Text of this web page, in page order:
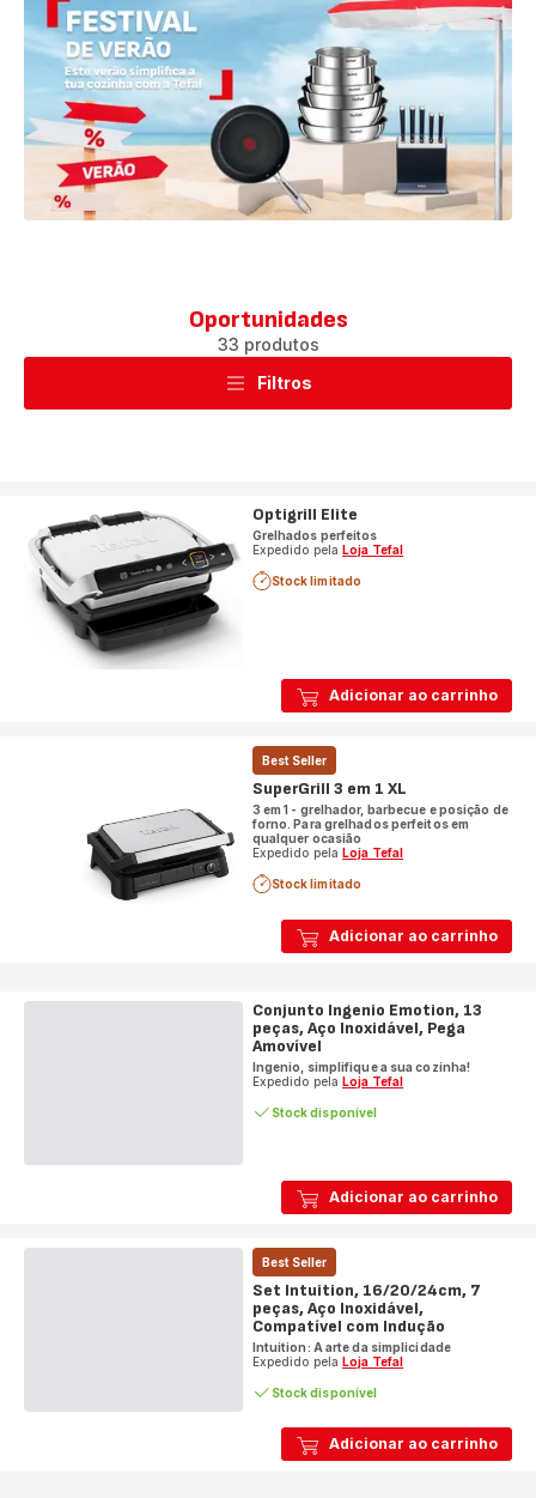
Oportunidades
33 produtos
Filtros
Adicionar ao carrinho
Optigrill Elite
Grelhados perfeitos
Expedido pelaLoja Tefal
Stock limitado
Adicionar ao carrinho
Best Seller
SuperGrill 3 em 1 XL
3 em 1 - grelhador, barbecue e posição de
forno. Para grelhados perfeitos em
qualquer ocasião
Expedido pelaLoja Tefal
Stock limitado
Adicionar ao carrinho
Conjunto Ingenio Emotion, 13
peças, Aço Inoxidável, Pega
Amovível
Ingenio, simplifique a sua cozinha!
Expedido pelaLoja Tefal
Stock disponível
Adicionar ao carrinho
Best Seller
Set Intuition, 16/20/24cm, 7
peças, Aço Inoxidável,
Compatível com Indução
Intuition: A arte da simplicidade
Expedido pelaLoja Tefal
Stock disponível